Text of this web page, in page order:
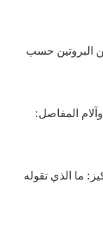
البروتين حسب
المفاصل:
ما الذي تقوله